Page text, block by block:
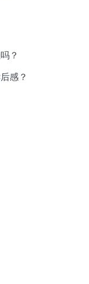
？
感？